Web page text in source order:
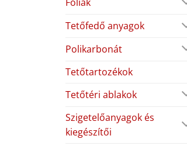
Tetőfedő anyagok
Polikarbonát
Tetőtartozékok
Tetőtéri ablakok
Szigetelőanyagok és
kiegészítői